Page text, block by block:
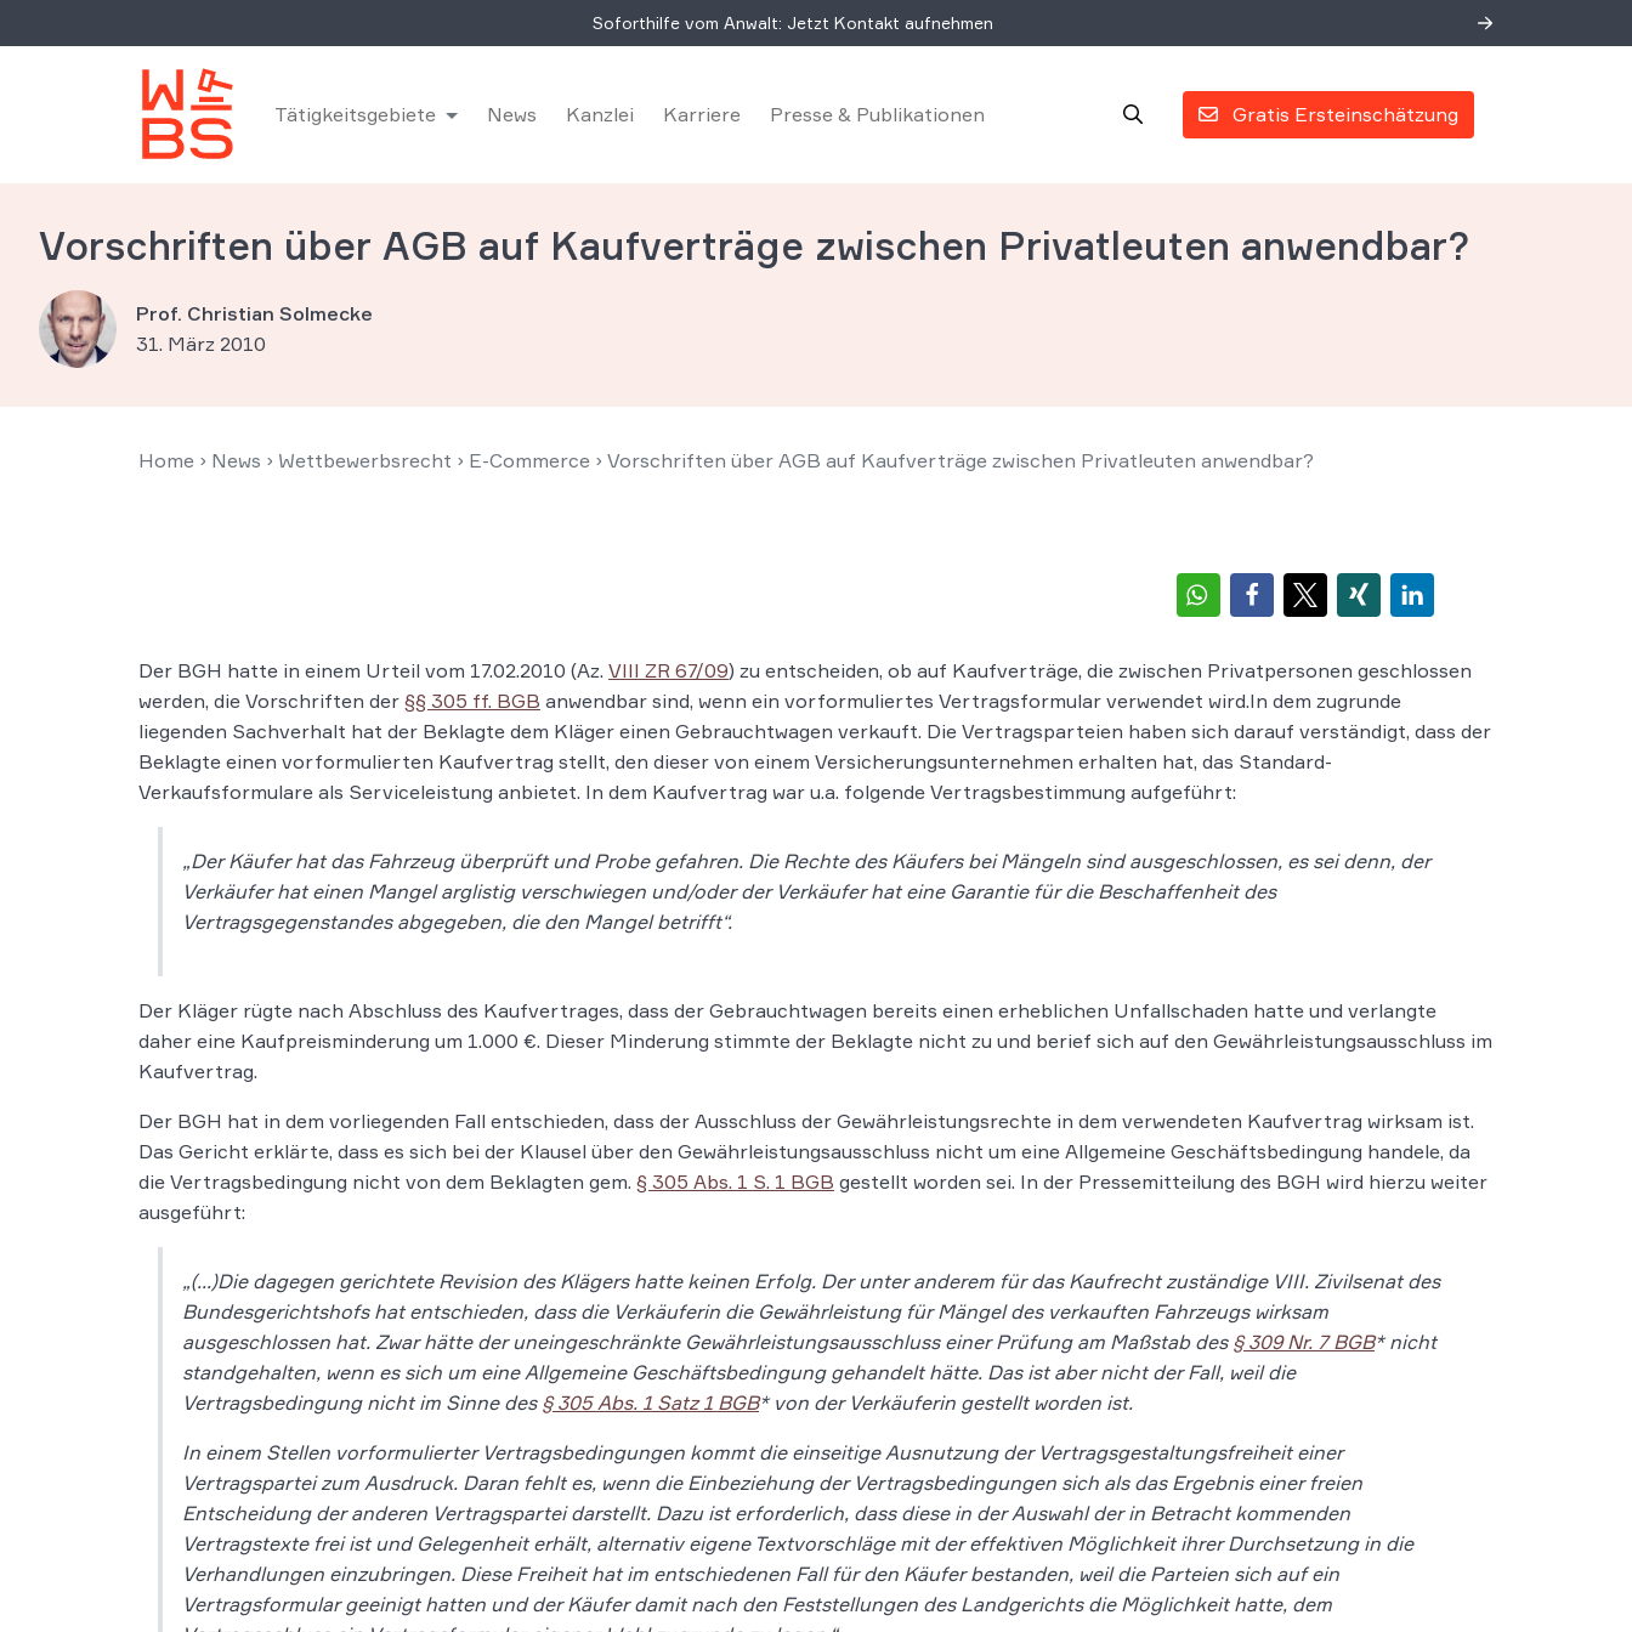
Soforthilfe vom Anwalt: Jetzt Kontakt aufnehmen
Gratis Ersteinschätzung
Tätigkeitsgebiete News Kanzlei Karriere Presse & Publikationen
Vorschriften über AGB auf Kaufverträge zwischen Privatleuten anwendbar?
Prof. Christian Solmecke
31. März 2010
Home › News › Wettbewerbsrecht › E-Commerce › Vorschriften über AGB auf Kaufverträge zwischen Privatleuten anwendbar?
Der BGH hatte in einem Urteil vom 17.02.2010 (Az. VIII ZR 67/09) zu entscheiden, ob auf Kaufverträge, die zwischen Privatpersonen geschlossen
werden, die Vorschriften der §§ 305 ff. BGB anwendbar sind, wenn ein vorformuliertes Vertragsformular verwendet wird.In dem zugrunde
liegenden Sachverhalt hat der Beklagte dem Kläger einen Gebrauchtwagen verkauft. Die Vertragsparteien haben sich darauf verständigt, dass der
Beklagte einen vorformulierten Kaufvertrag stellt, den dieser von einem Versicherungsunternehmen erhalten hat, das Standard-
Verkaufsformulare als Serviceleistung anbietet. In dem Kaufvertrag war u.a. folgende Vertragsbestimmung aufgeführt:
„Der Käufer hat das Fahrzeug überprüft und Probe gefahren. Die Rechte des Käufers bei Mängeln sind ausgeschlossen, es sei denn, der
Verkäufer hat einen Mangel arglistig verschwiegen und/oder der Verkäufer hat eine Garantie für die Beschaffenheit des
Vertragsgegenstandes abgegeben, die den Mangel betrifft“.
Der Kläger rügte nach Abschluss des Kaufvertrages, dass der Gebrauchtwagen bereits einen erheblichen Unfallschaden hatte und verlangte
daher eine Kaufpreisminderung um 1.000 €. Dieser Minderung stimmte der Beklagte nicht zu und berief sich auf den Gewährleistungsausschluss im
Kaufvertrag.
Der BGH hat in dem vorliegenden Fall entschieden, dass der Ausschluss der Gewährleistungsrechte in dem verwendeten Kaufvertrag wirksam ist.
Das Gericht erklärte, dass es sich bei der Klausel über den Gewährleistungsausschluss nicht um eine Allgemeine Geschäftsbedingung handele, da
die Vertragsbedingung nicht von dem Beklagten gem. § 305 Abs. 1 S. 1 BGB gestellt worden sei. In der Pressemitteilung des BGH wird hierzu weiter
ausgeführt:
„(…)Die dagegen gerichtete Revision des Klägers hatte keinen Erfolg. Der unter anderem für das Kaufrecht zuständige VIII. Zivilsenat des
Bundesgerichtshofs hat entschieden, dass die Verkäuferin die Gewährleistung für Mängel des verkauften Fahrzeugs wirksam
ausgeschlossen hat. Zwar hätte der uneingeschränkte Gewährleistungsausschluss einer Prüfung am Maßstab des § 309 Nr. 7 BGB* nicht
standgehalten, wenn es sich um eine Allgemeine Geschäftsbedingung gehandelt hätte. Das ist aber nicht der Fall, weil die
Vertragsbedingung nicht im Sinne des § 305 Abs. 1 Satz 1 BGB* von der Verkäuferin gestellt worden ist.
In einem Stellen vorformulierter Vertragsbedingungen kommt die einseitige Ausnutzung der Vertragsgestaltungsfreiheit einer
Vertragspartei zum Ausdruck. Daran fehlt es, wenn die Einbeziehung der Vertragsbedingungen sich als das Ergebnis einer freien
Entscheidung der anderen Vertragspartei darstellt. Dazu ist erforderlich, dass diese in der Auswahl der in Betracht kommenden
Vertragstexte frei ist und Gelegenheit erhält, alternativ eigene Textvorschläge mit der effektiven Möglichkeit ihrer Durchsetzung in die
Verhandlungen einzubringen. Diese Freiheit hat im entschiedenen Fall für den Käufer bestanden, weil die Parteien sich auf ein
Vertragsformular geeinigt hatten und der Käufer damit nach den Feststellungen des Landgerichts die Möglichkeit hatte, dem